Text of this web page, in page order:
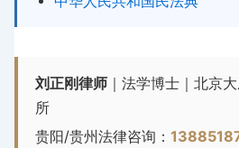
刘正刚律师 ｜法学博士｜北京
所
贵阳/贵州法律咨询：